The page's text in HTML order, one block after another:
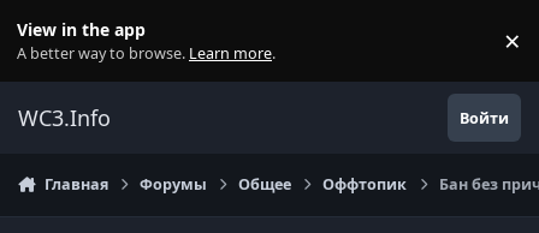
View in the app
A better way to browse. Learn more. ×
WC3.Info Войти
Главная Форумы Общее Оффтопик Бан без